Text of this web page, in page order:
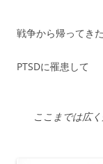
戦争から帰ってき
PTSDに罹患して
ここまでは広